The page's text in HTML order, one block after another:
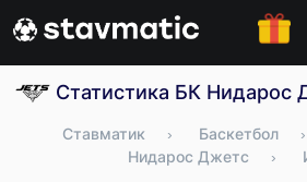
Статистика БК Нидарос
Ставматик › Баскетбол ›
Нидарос Джетс
›